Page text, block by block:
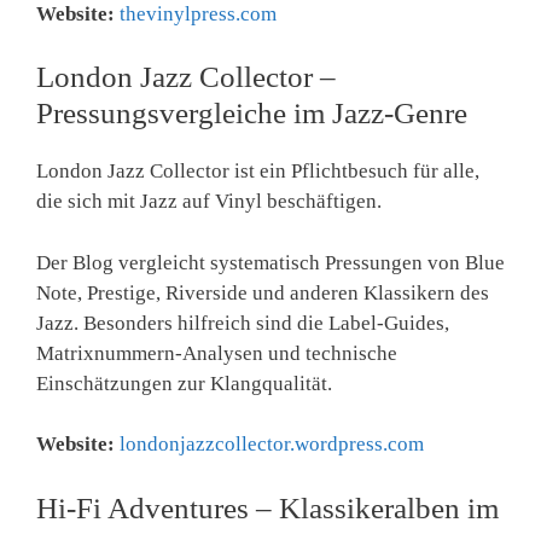
Website: thevinylpress.com
London Jazz Collector –
Pressungsvergleiche im Jazz-Genre
London Jazz Collector ist ein Pflichtbesuch für alle,
die sich mit Jazz auf Vinyl beschäftigen.
Der Blog vergleicht systematisch Pressungen von Blue
Note, Prestige, Riverside und anderen Klassikern des
Jazz. Besonders hilfreich sind die Label-Guides,
Matrixnummern-Analysen und technische
Einschätzungen zur Klangqualität.
Website: londonjazzcollector.wordpress.com
Hi-Fi Adventures – Klassikeralben im